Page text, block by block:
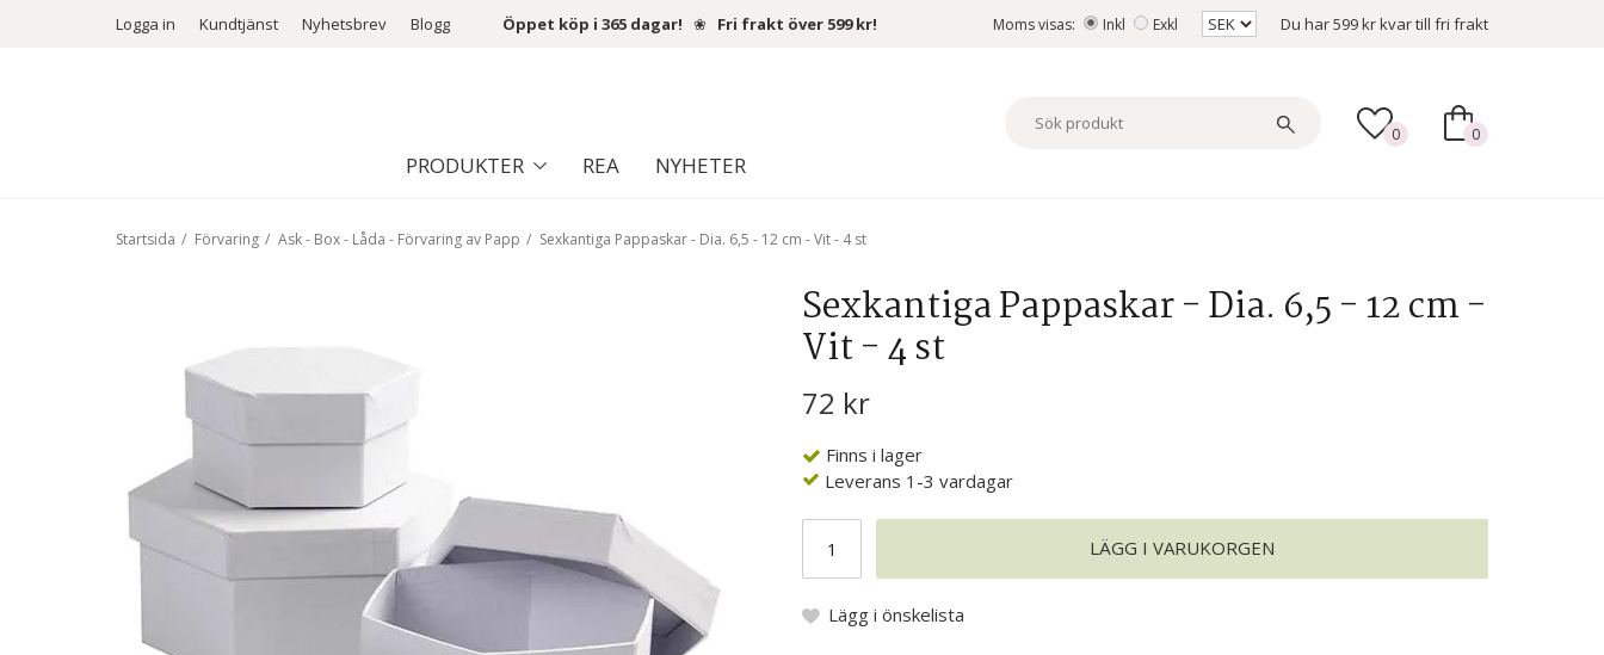
Logga in Kundtjänst Nyhetsbrev Blogg Öppet köp i 365 dagar! ❀ Fri frakt över 599 kr! Moms visas: Inkl Exkl Du har599 krkvar till fri frakt
PRODUKTER REA NYHETER
0 0
Startsida / Förvaring / Ask - Box - Låda - Förvaring av Papp / Sexkantiga Pappaskar - Dia. 6,5 - 12 cm - Vit - 4 st
Sexkantiga Pappaskar - Dia. 6,5 - 12 cm -
Vit - 4 st
72 kr
Finns i lager
Leverans 1-3 vardagar
LÄGG I VARUKORGEN
Lägg i önskelista